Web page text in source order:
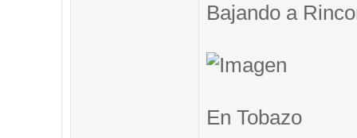
Bajando a
En Tobazo